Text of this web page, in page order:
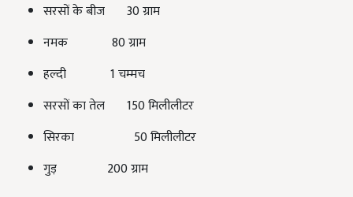
सरसों के बीज 30 ग्राम
नमक 80 ग्राम
हल्दी 1 चम्मच
सरसों का तेल 150 मिलीलीटर
सिरका 50 मिलीलीटर
गुड़ 200 ग्राम